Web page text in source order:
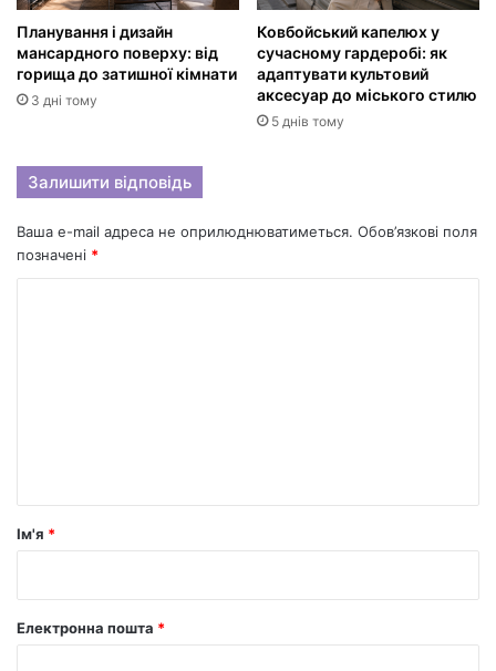
Планування і дизайн
мансардного поверху: від
горища до затишної кімнати
3 дні тому
Ковбойський капелюх у
сучасному гардеробі: як
адаптувати культовий
аксесуар до міського стилю
5 днів тому
Залишити відповідь
Ваша e-mail адреса не оприлюднюватиметься. Обов’язкові поля
позначені *
р
Ім'я *
Електронна пошта *